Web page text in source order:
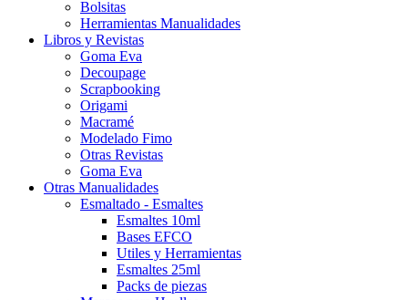
Bolsitas
Herramientas Manualidades
Libros y Revistas
Goma Eva
Decoupage
Scrapbooking
Origami
Macramé
Modelado Fimo
Otras Revistas
Goma Eva
Otras Manualidades
Esmaltado - Esmaltes
Esmaltes 10ml
Bases EFCO
Utiles y Herramientas
Esmaltes 25ml
Packs de piezas